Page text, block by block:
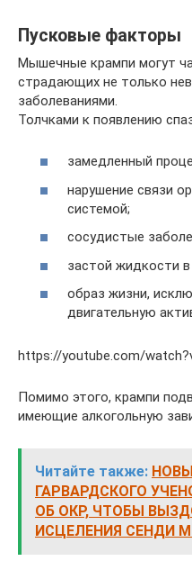
Пусковые факторы
Мышечные крампи могут
страдающих не только
заболеваниями.
Толчками к появлению
замедленный
нарушение связи
системой;
сосудистые
застой жидкости в
образ жизни,
двигательную
https://youtube.com/
Помимо этого, крампи
имеющие алкогольную
Читайте также:
ГАРВАРДСКОГО
ОБ ОКР, ЧТОБЫ
ИСЦЕЛЕНИЯ СЕНДИ